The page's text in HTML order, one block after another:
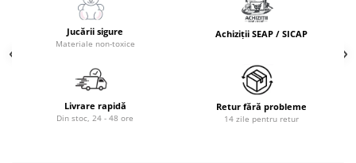
Jucării sigure
Materiale non-toxice
Achiziții SEAP / SICAP
Livrare rapidă
Din stoc, 24 - 48 ore
Retur fără probleme
14 zile pentru retur